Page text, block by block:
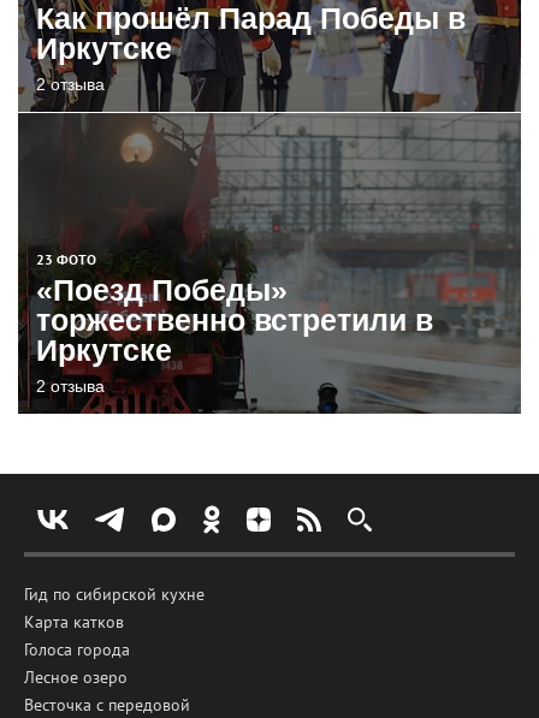
Как прошёл Парад Победы в
Иркутске
2 отзыва
23 ФОТО
«Поезд Победы»
торжественно встретили в
Иркутске
2 отзыва
Гид по сибирской кухне
Карта катков
Голоса города
Лесное озеро
Весточка с передовой